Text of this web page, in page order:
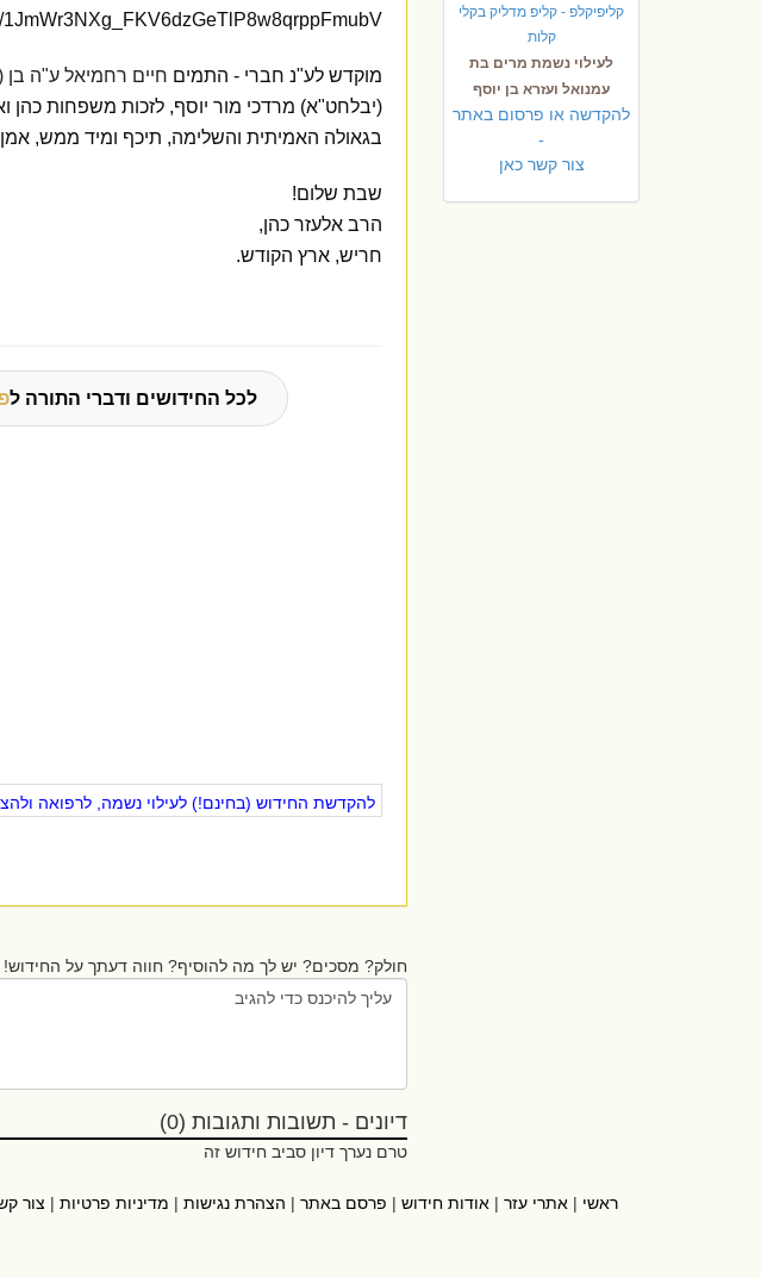
קליפיקלפ - קליפ מדליק בקלי
קלות
לעילוי נשמת מרים בת
עמנואל ועזרא בן יוסף
להקדשה או פרסום באתר
-
צור קשר כאן
מוקדש לע"נ חברי - התמים חיים רחמיאל ע"ה בן
(יבלחט"א) מרדכי מור יוסף, לזכות משפחות כהן
בגאולה האמיתית והשלימה, תיכף ומיד ממש,
שבת שלום!
הרב אלעזר כהן,
חריש, ארץ הקודש.
לכל החידושים ודברי התורה ל
להקדשת החידוש (בחינם!) לעילוי נשמה, לרפואה
חולק? מסכים? יש לך מה להוסיף? חווה דעתך על החידוש!
דיונים - תשובות ותגובות (0)
טרם נערך דיון סביב חידוש זה
ראשי | אתרי עזר | אודות חידוש | פרסם באתר | הצהרת נגישות | מדיניות פרטיות | צור